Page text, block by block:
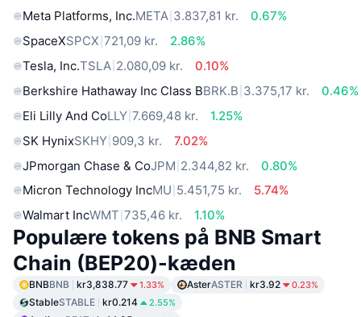
Meta Platforms, Inc.META 3.837,81 kr.
0.67%
SpaceXSPCX 721,09 kr.
2.86%
Tesla, Inc.TSLA 2.080,09 kr.
0.10%
Berkshire Hathaway Inc Class BBRK.B 3.375,17 kr.
0.46%
Eli Lilly And CoLLY 7.669,48 kr.
1.25%
SK HynixSKHY 909,3 kr.
7.02%
JPmorgan Chase & CoJPM 2.344,82 kr.
0.80%
Micron Technology IncMU 5.451,75 kr.
5.74%
Walmart IncWMT 735,46 kr. 1.10%
Populære tokens på BNB Smart
Chain (BEP20)-kæden
BNBBNB kr3,838.77 1.33% AsterASTER kr3.92 0.23%
StableSTABLE kr0.214 2.55%